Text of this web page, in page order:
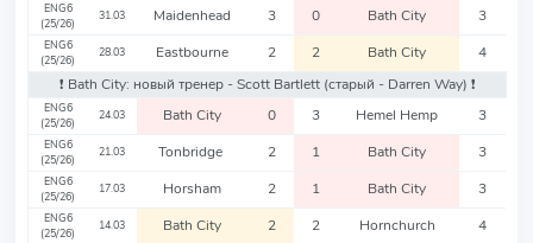
ENG6
(25/26)
31.03 Maidenhead 3 0 Bath City 3
ENG6
(25/26)
28.03 Eastbourne 2 2 Bath City
4
❗️ Bath City: новый тренер - Scott Bartlett (старый - Darren Way) ❗️
ENG6
(25/26)
24.03 Bath City 0 3 Hemel Hemp 3
ENG6
(25/26)
21.03 Tonbridge 2 1 Bath City 3
ENG6
(25/26)
17.03 Horsham 2 1 Bath City 3
ENG6
(25/26)
14.03 Bath City 2 2 Hornchurch 4